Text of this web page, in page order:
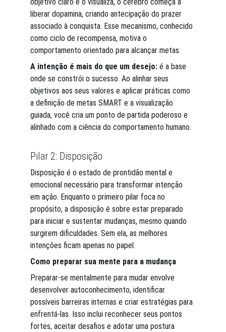
liberar dopamina, criando antecipação do prazer
associado à conquista. Esse mecanismo, conhecido
como ciclo de recompensa, motiva o
comportamento orientado para alcançar metas.
A intenção é mais do que um desejo: é a base
onde se constrói o sucesso. Ao alinhar seus
objetivos aos seus valores e aplicar práticas como
a definição de metas SMART e a visualização
guiada, você cria um ponto de partida poderoso e
alinhado com a ciência do comportamento humano.
Pilar 2: Disposição
Disposição é o estado de prontidão mental e
emocional necessário para transformar intenção
em ação. Enquanto o primeiro pilar foca no
propósito, a disposição é sobre estar preparado
para iniciar e sustentar mudanças, mesmo quando
surgirem dificuldades. Sem ela, as melhores
intenções ficam apenas no papel.
Como preparar sua mente para a mudança
Preparar-se mentalmente para mudar envolve
desenvolver autoconhecimento, identificar
possíveis barreiras internas e criar estratégias para
enfrentá-las. Isso inclui reconhecer seus pontos
fortes, aceitar desafios e adotar uma postura